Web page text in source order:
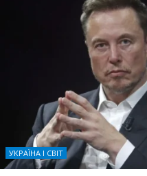
УКРАЇНА І СВІТ